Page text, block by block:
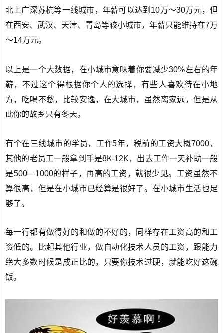
北上广深苏杭等一线城市，年薪可以达到10万～30万元，但
在西安、武汉、天津、青岛等较小城市，年薪只能维持在7万
～14万元。
以上是一个大数据，在小城市意味着你要减少30%左右的年
薪，不过这个得根据你个人的选择，有些人喜欢待在小地
方，吃喝不愁，比较安逸，在大城市，虽然离家远，但是从
此你的故乡只有冬天。
有个在三线城市的学员，工作5年，税前的工资大概7000，
其他的老员工一般拿到手是8K-12K，出去工作一天补助一般
是500—1000的样子，再高的工资，就很少见。工资虽然不
算很高，但是在小城市已经算是很好了。在小城市生活也足
够了。
每一行都有做得好的和做的不好的，同样存在工资高的和工
资低的。比起其他行业，做自动化技术人员的工资，跟能力
绝大多数时候是成正比的，只要你技术过硬，就能吃好这碗
饭。